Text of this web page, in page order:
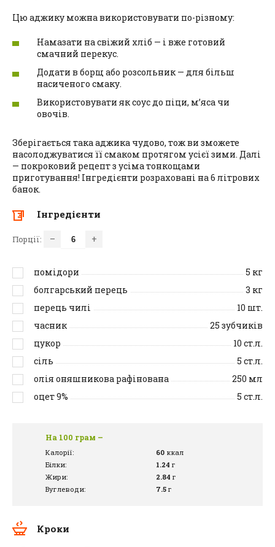
Цю аджику можна використовувати по-різному:
Намазати на свіжий хліб — і вже готовий
смачний перекус.
Додати в борщ або розсольник — для більш
насиченого смаку.
Використовувати як соус до піци, м’яса чи
овочів.
Зберігається така аджика чудово, тож ви зможете
насолоджуватися її смаком протягом усієї зими. Далі
— покроковий рецепт з усіма тонкощами
приготування! Інгредієнти розраховані на 6 літрових
банок.
Інгредієнти
Порції: – +
помідори 5 кг
болгарський перець
3 кг
перець чилі
10 шт.
часник
25 зубчиків
цукор
10 ст.л.
сіль
5 ст.л.
олія оняшникова рафінована
250 мл
оцет 9%
5 ст.л.
На 100 грам –
Калорії: 60 ккал
Білки:
1.24 г
Жири:
2.84 г
Вуглеводи:
7.5 г
Кроки